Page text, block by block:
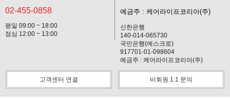
02-455-0858
평일 09:00 ~ 18:00
점심 12:00 ~ 13:00
예금주 : 케어라이프코리아(주)
신한은행
140-014-065730
국민은행(에스크로)
917701-01-098604
예금주 : 케어라이프코리아(주)
고객센터 연결 비회원 1:1 문의